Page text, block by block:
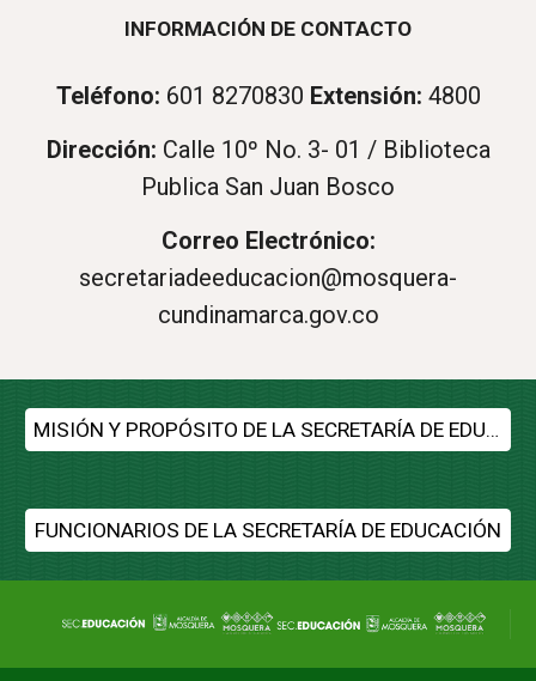
INFORMACIÓN DE CONTACTO
Teléfono: 601 8270830 Extensión: 4800
Dirección: Calle 10º No. 3- 01 / Biblioteca
Publica San Juan Bosco
Correo Electrónico:
secretariadeeducacion@mosquera-
cundinamarca.gov.co
MISIÓN Y PROPÓSITO DE LA SECRETARÍA DE EDUCACIÓN
FUNCIONARIOS DE LA SECRETARÍA DE EDUCACIÓN